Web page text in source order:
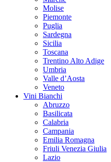
Molise
Piemonte
Puglia
Sardegna
Sicilia
Toscana
Trentino Alto Adige
Umbria
Valle d’Aosta
Veneto
Vini Bianchi
Abruzzo
Basilicata
Calabria
Campania
Emilia Romagna
Friuli Venezia Giulia
Lazio